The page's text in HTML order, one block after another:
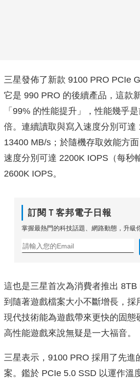
三星發佈了新款 9100 PRO PCIe
它是 990 PRO 的後續產品，這款
「99% 的性能提升」，性能幾乎
倍。連續讀取與寫入速度分別可達
13400 MB/s；於隨機存取效能方
速度分別可達 2200K IOPS（每秒
2600K IOPS。
訂閱Ｔ客邦電子日報
掌握最熱門的科技話題、網路動態，升級
這也是三星首次為消費者推出
到隨著遊戲檔案大小不斷增長，採
現代技術能為遊戲帶來更快的固態
高性能遊戲來說無疑是一大福音。
三星表示，9100 PRO 採用了先進
案。鑑於 PCIe 5.0 SSD 以運作溫